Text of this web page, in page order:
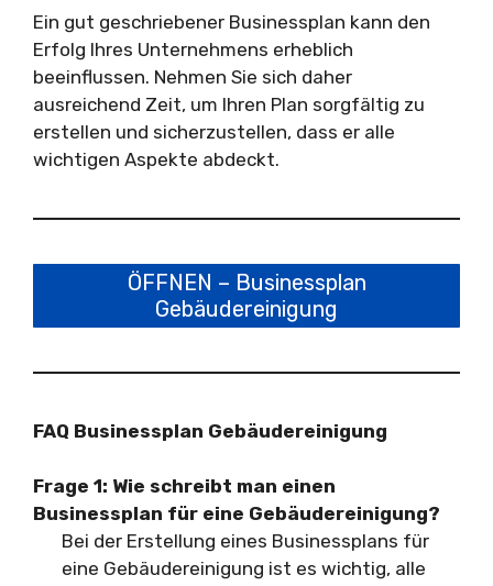
Ein gut geschriebener Businessplan kann den
Erfolg Ihres Unternehmens erheblich
beeinflussen. Nehmen Sie sich daher
ausreichend Zeit, um Ihren Plan sorgfältig zu
erstellen und sicherzustellen, dass er alle
wichtigen Aspekte abdeckt.
ÖFFNEN – Businessplan
Gebäudereinigung
FAQ Businessplan Gebäudereinigung
Frage 1: Wie schreibt man einen
Businessplan für eine Gebäudereinigung?
Bei der Erstellung eines Businessplans für
eine Gebäudereinigung ist es wichtig, alle